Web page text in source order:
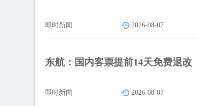
即时新闻 2026-08-07
东航：国内客票提前14天免费退改
即时新闻 2026-08-07